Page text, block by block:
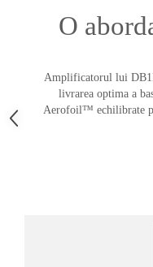
O
Amplificatorul lui
livrarea optima a
Aerofoil™ echilibrate